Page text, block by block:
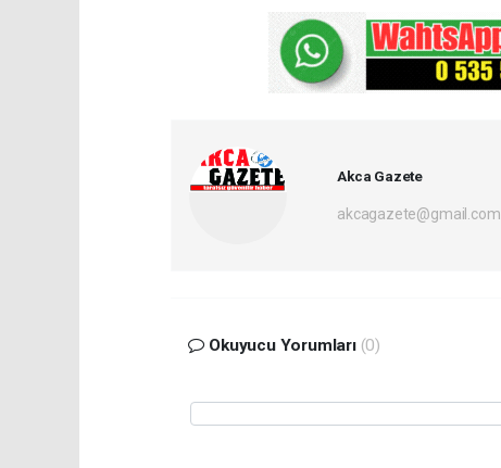
Akca Gazete
akcagazete@gmail.com
Okuyucu Yorumları (0)